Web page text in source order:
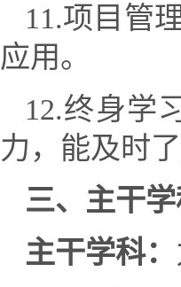
11.项目管
应用。
12.终身学
力，能及时
三、主干
主干学科：